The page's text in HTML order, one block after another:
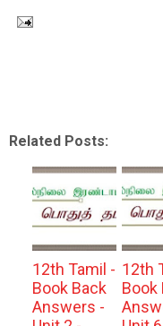
Related Posts:
12th Tamil -
Book Back
Answers -
12th
Book